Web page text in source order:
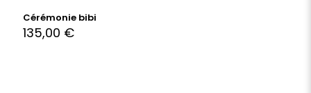
Cérémonie bibi
135,00 €